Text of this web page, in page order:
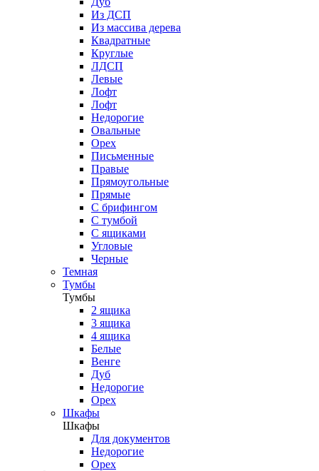
Из ДСП
Из массива дерева
Квадратные
Круглые
ЛДСП
Левые
Лофт
Лофт
Недорогие
Овальные
Орех
Письменные
Правые
Прямоугольные
Прямые
С брифингом
С тумбой
С ящиками
Угловые
Черные
Темная
Тумбы
Тумбы
2 ящика
3 ящика
4 ящика
Белые
Венге
Дуб
Недорогие
Орех
Шкафы
Шкафы
Для документов
Недорогие
Орех